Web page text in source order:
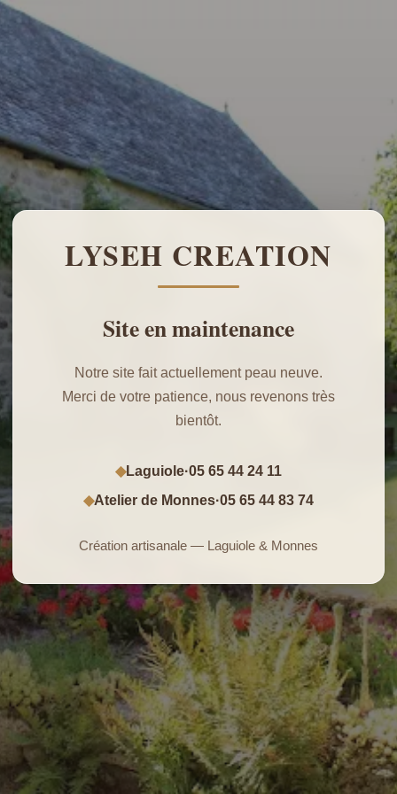
LYSEH CREATION
Site en maintenance
Notre site fait actuellement peau neuve.
Merci de votre patience, nous revenons très
bientôt.
◆Laguiole·05 65 44 24 11
◆Atelier de Monnes·05 65 44 83 74
Création artisanale — Laguiole & Monnes